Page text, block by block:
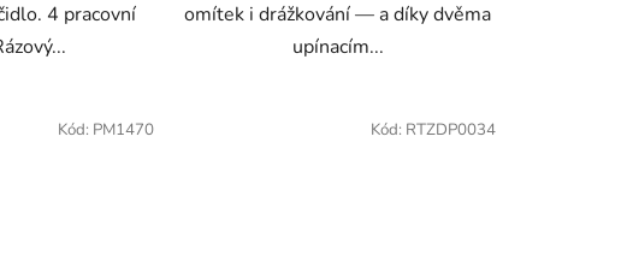
4 pracovní
omítek i drážkování — a díky dvěma
upínacím...
Kód: PM1470 Kód: RTZDP0034